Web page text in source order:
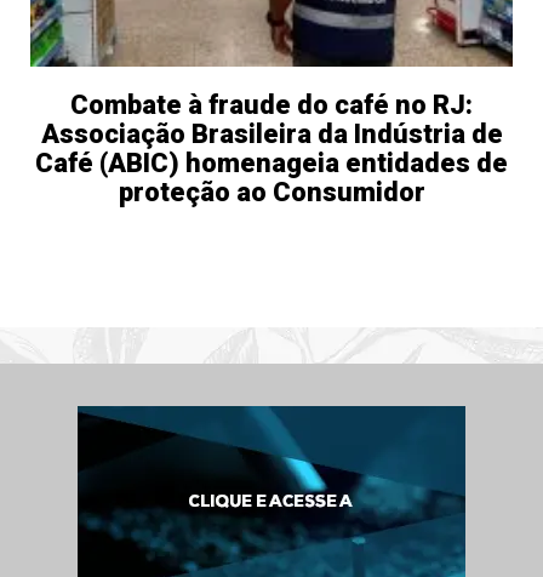
Combate à fraude do café no RJ:
Associação Brasileira da Indústria de
Café (ABIC) homenageia entidades de
proteção ao Consumidor